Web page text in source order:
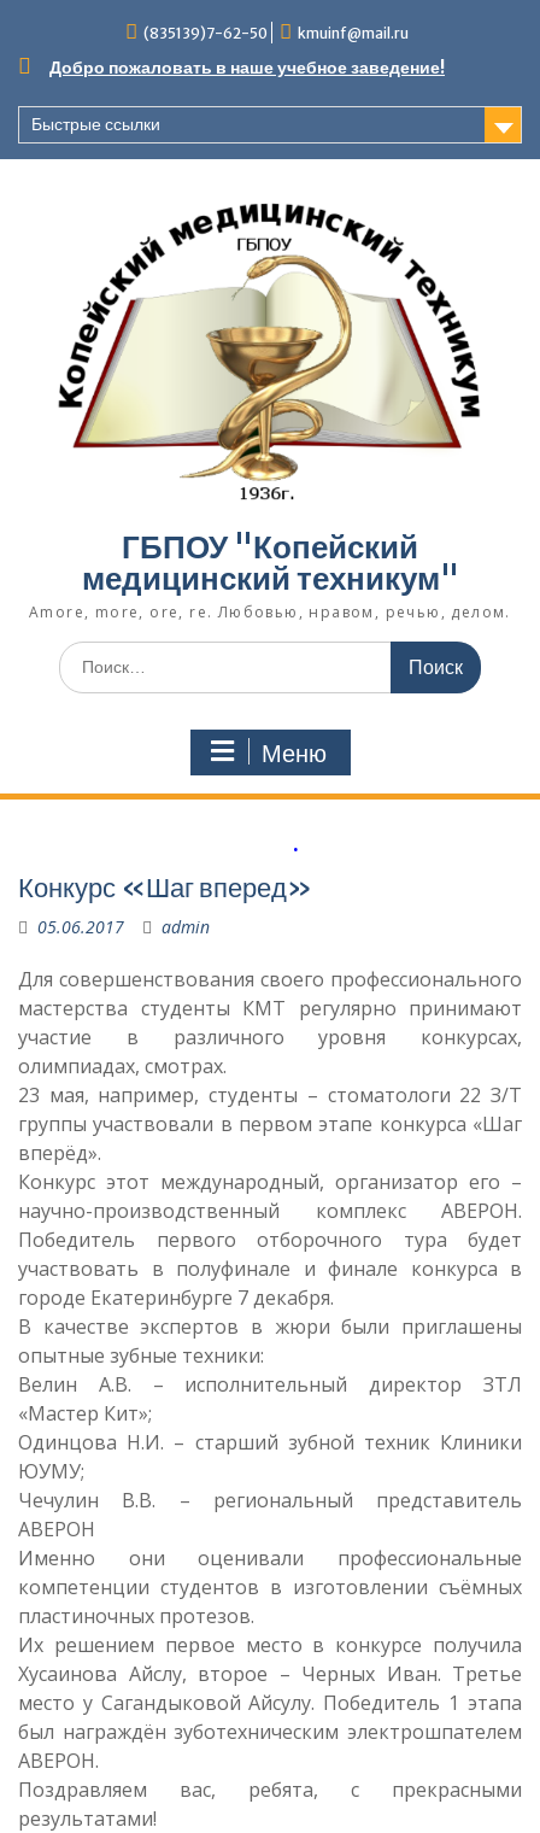
содержимому
(835139)7-62-50 kmuinf@mail.ru
Добро пожаловать в наше учебное заведение!
Быстрые ссылки
ГБПОУ "Копейский
медицинский техникум"
Amore, more, ore, re. Любовью, нравом, речью, делом.
Поиск
по:
Меню
Конкурс «Шаг вперед»
05.06.2017 admin
Для совершенствования своего профессионального
мастерства студенты КМТ регулярно принимают
участие в различного уровня конкурсах,
олимпиадах, смотрах.
23 мая, например, студенты – стоматологи 22 З/Т
группы участвовали в первом этапе конкурса «Шаг
вперёд».
Конкурс этот международный, организатор его –
научно-производственный комплекс АВЕРОН.
Победитель первого отборочного тура будет
участвовать в полуфинале и финале конкурса в
городе Екатеринбурге 7 декабря.
В качестве экспертов в жюри были приглашены
опытные зубные техники:
Велин А.В. – исполнительный директор ЗТЛ
«Мастер Кит»;
Одинцова Н.И. – старший зубной техник Клиники
ЮУМУ;
Чечулин В.В. – региональный представитель
АВЕРОН
Именно они оценивали профессиональные
компетенции студентов в изготовлении съёмных
пластиночных протезов.
Их решением первое место в конкурсе получила
Хусаинова Айслу, второе – Черных Иван. Третье
место у Сагандыковой Айсулу. Победитель 1 этапа
был награждён зуботехническим электрошпателем
АВЕРОН.
Поздравляем вас, ребята, с прекрасными
результатами!